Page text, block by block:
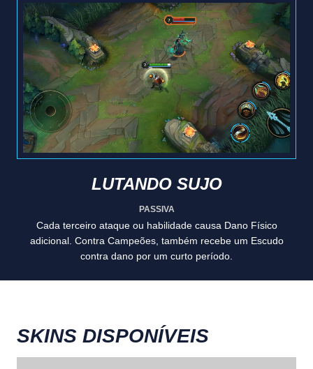
LUTANDO SUJO
PASSIVA
Cada terceiro ataque ou habilidade causa Dano Físico
adicional. Contra Campeões, também recebe um Escudo
contra dano por um curto período.
SKINS DISPONÍVEIS